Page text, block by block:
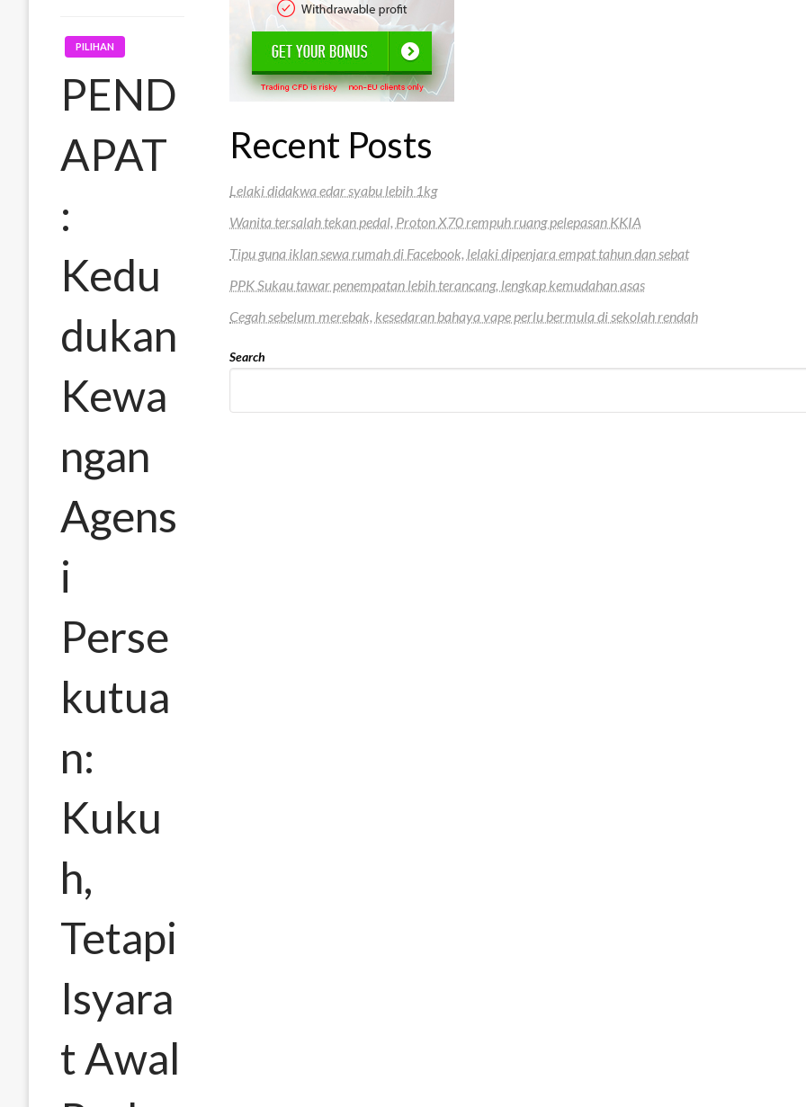
PILIHAN
PEND
APAT
:
Kedu
dukan
Kewa
ngan
Agens
i
Perse
kutua
n:
Kuku
h,
Tetapi
Isyara
t Awal
Recent Posts
Lelaki didakwa edar syabu lebih 1kg
Wanita tersalah tekan pedal, Proton X70 rempuh ruang pelepasan KKIA
Tipu guna iklan sewa rumah di Facebook, lelaki dipenjara empat tahun dan sebat
PPK Sukau tawar penempatan lebih terancang, lengkap kemudahan asas
Cegah sebelum merebak, kesedaran bahaya vape perlu bermula di sekolah rendah
Search